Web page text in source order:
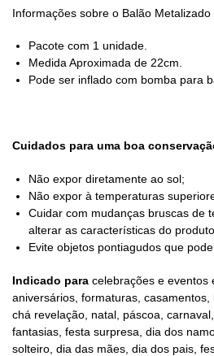
Informações sobre o Balão Metalizado
Pacote com 1 unidade.
Medida Aproximada de 22cm.
Pode ser inflado com bomba para
Cuidados para uma boa
Não expor diretamente ao sol;
Não expor à temperaturas
Cuidar com mudanças bruscas de
alterar as características do produto.
Evite objetos pontiagudos que
Indicado para celebrações e eventos
aniversários, formaturas, casamentos,
chá revelação, natal, páscoa,
fantasias, festa surpresa, dia dos
solteiro, dia das mães, dia dos pais,